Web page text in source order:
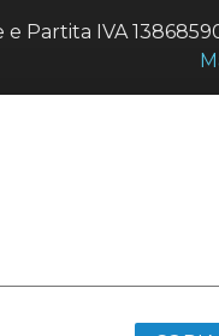
Partita IVA